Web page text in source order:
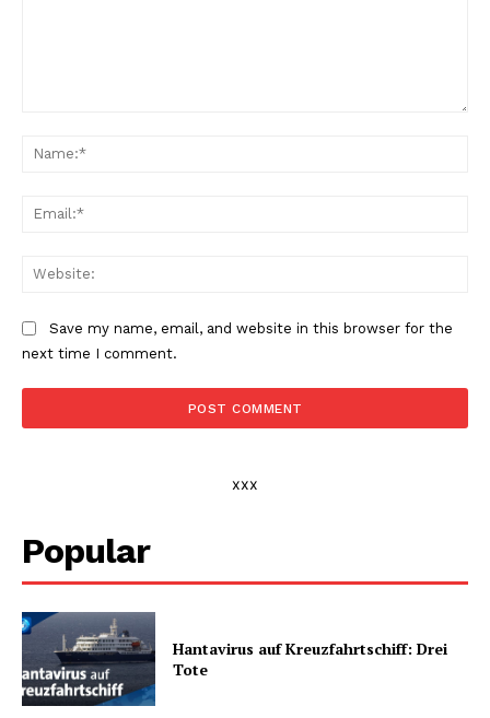
Save my name, email, and website in this browser for the
next time I comment.
xxx
Popular
Hantavirus auf Kreuzfahrtschiff: Drei
Tote